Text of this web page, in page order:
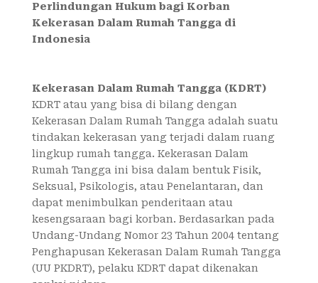
Perlindungan Hukum bagi Korban
Kekerasan Dalam Rumah Tangga di
Indonesia
Kekerasan Dalam Rumah Tangga (KDRT)
KDRT atau yang bisa di bilang dengan
Kekerasan Dalam Rumah Tangga adalah suatu
tindakan kekerasan yang terjadi dalam ruang
lingkup rumah tangga. Kekerasan Dalam
Rumah Tangga ini bisa dalam bentuk Fisik,
Seksual, Psikologis, atau Penelantaran, dan
dapat menimbulkan penderitaan atau
kesengsaraan bagi korban. Berdasarkan pada
Undang-Undang Nomor 23 Tahun 2004 tentang
Penghapusan Kekerasan Dalam Rumah Tangga
(UU PKDRT), pelaku KDRT dapat dikenakan